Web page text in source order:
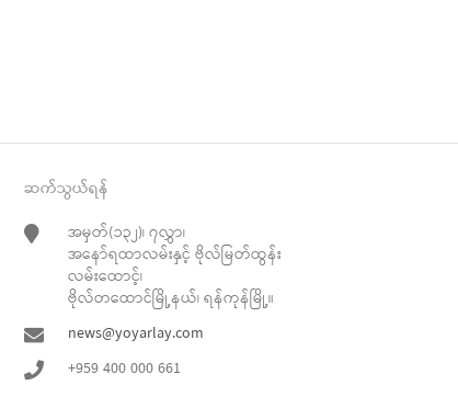
ဆက်သွယ်ရန်
အမှတ်(၁၃၂)၊ ၇လွှာ၊
အနော်ရထာလမ်းနှင့် ဗိုလ်မြတ်ထွန်း
လမ်းထောင့်၊
ဗိုလ်တထောင်မြို့နယ်၊ ရန်ကုန်မြို့။
news@yoyarlay.com
+959 400 000 661